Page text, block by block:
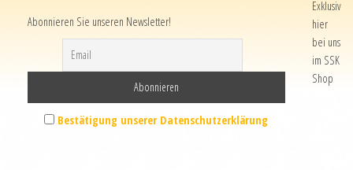
Exklusiv
hier
bei uns
im SSK
Shop
Abonnieren Sie unseren Newsletter!
Bestätigung unserer Datenschutzerklärung